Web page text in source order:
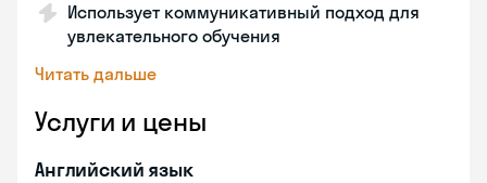
Использует коммуникативный подход для
увлекательного обучения
Читать дальше
Услуги и цены
Английский язык